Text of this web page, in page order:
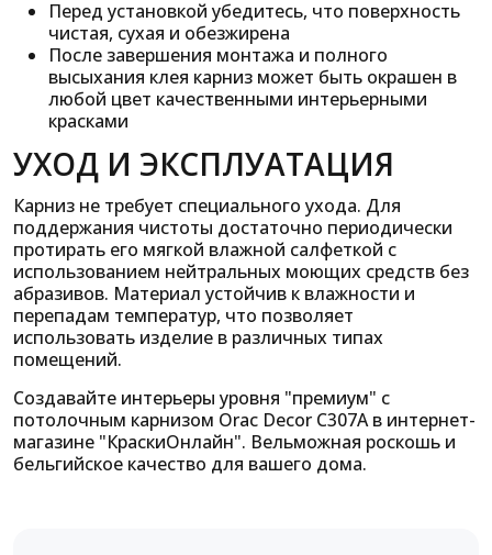
Перед установкой убедитесь, что поверхность
чистая, сухая и обезжирена
После завершения монтажа и полного
высыхания клея карниз может быть окрашен в
любой цвет качественными интерьерными
красками
УХОД И ЭКСПЛУАТАЦИЯ
Карниз не требует специального ухода. Для
поддержания чистоты достаточно периодически
протирать его мягкой влажной салфеткой с
использованием нейтральных моющих средств без
абразивов. Материал устойчив к влажности и
перепадам температур, что позволяет
использовать изделие в различных типах
помещений.
Создавайте интерьеры уровня "премиум" с
потолочным карнизом Orac Decor C307A в интернет-
магазине "КраскиОнлайн". Вельможная роскошь и
бельгийское качество для вашего дома.